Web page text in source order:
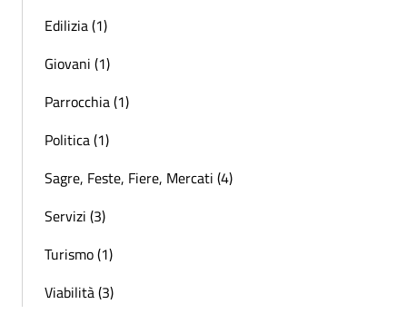
Edilizia (1)
Giovani (1)
Parrocchia (1)
Politica (1)
Sagre, Feste, Fiere, Mercati (4)
Servizi (3)
Turismo (1)
Viabilità (3)